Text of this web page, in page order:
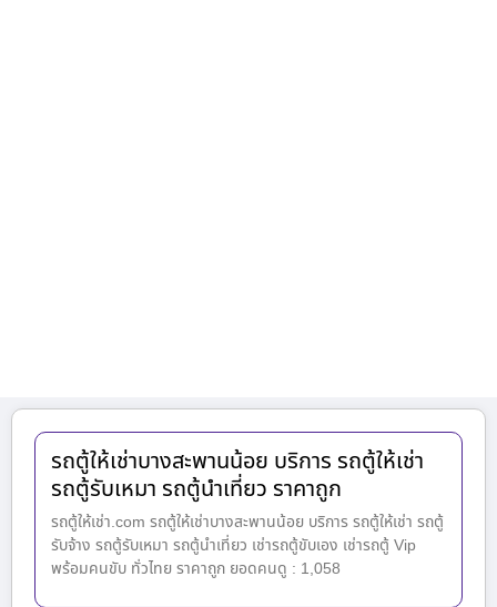
รถตู้ให้เช่าบางสะพานน้อย บริการ รถตู้ให้เช่า
รถตู้รับเหมา รถตู้นำเที่ยว ราคาถูก
รถตู้ให้เช่า.com รถตู้ให้เช่าบางสะพานน้อย บริการ รถตู้ให้เช่า รถตู้
รับจ้าง รถตู้รับเหมา รถตู้นำเที่ยว เช่ารถตู้ขับเอง เช่ารถตู้ Vip
พร้อมคนขับ ทั่วไทย ราคาถูก ยอดคนดู : 1,058